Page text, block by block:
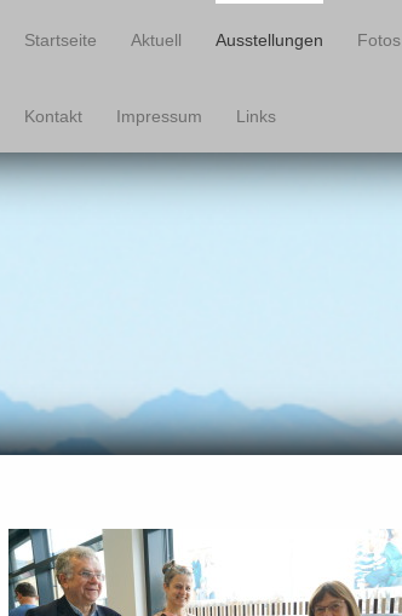
Startseite Aktuell Ausstellungen Fotos
Kontakt Impressum Links